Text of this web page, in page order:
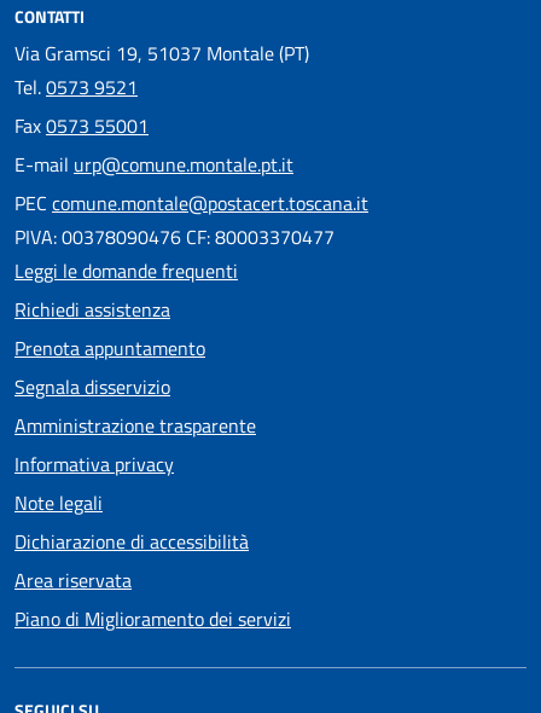
CONTATTI
Via Gramsci 19, 51037 Montale (PT)
Tel.0573 9521
Fax0573 55001
E-mail urp@comune.montale.pt.it
PEC comune.montale@postacert.toscana.it
PIVA: 00378090476 CF: 80003370477
Leggi le domande frequenti
Richiedi assistenza
Prenota appuntamento
Segnala disservizio
Amministrazione trasparente
Informativa privacy
Note legali
Dichiarazione di accessibilità
Area riservata
Piano di Miglioramento dei servizi